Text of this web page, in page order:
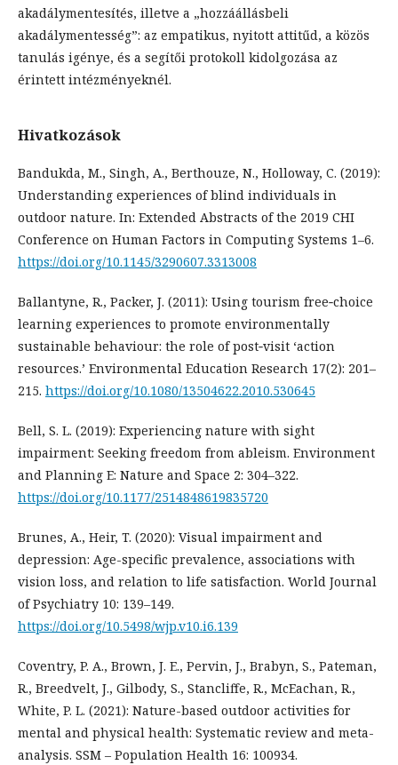
akadálymentesítés, illetve a „hozzáállásbeli
akadálymentesség”: az empatikus, nyitott attitűd, a közös
tanulás igénye, és a segítői protokoll kidolgozása az
érintett intézményeknél.
Hivatkozások
Bandukda, M., Singh, A., Berthouze, N., Holloway, C. (2019):
Understanding experiences of blind individuals in
outdoor nature. In: Extended Abstracts of the 2019 CHI
Conference on Human Factors in Computing Systems 1–6.
https://doi.org/10.1145/3290607.3313008
Ballantyne, R., Packer, J. (2011): Using tourism free‐choice
learning experiences to promote environmentally
sustainable behaviour: the role of post‐visit ‘action
resources.’ Environmental Education Research 17(2): 201–
215. https://doi.org/10.1080/13504622.2010.530645
Bell, S. L. (2019): Experiencing nature with sight
impairment: Seeking freedom from ableism. Environment
and Planning E: Nature and Space 2: 304–322.
https://doi.org/10.1177/2514848619835720
Brunes, A., Heir, T. (2020): Visual impairment and
depression: Age-specific prevalence, associations with
vision loss, and relation to life satisfaction. World Journal
of Psychiatry 10: 139–149.
https://doi.org/10.5498/wjp.v10.i6.139
Coventry, P. A., Brown, J. E., Pervin, J., Brabyn, S., Pateman,
R., Breedvelt, J., Gilbody, S., Stancliffe, R., McEachan, R.,
White, P. L. (2021): Nature-based outdoor activities for
mental and physical health: Systematic review and meta-
analysis. SSM – Population Health 16: 100934.